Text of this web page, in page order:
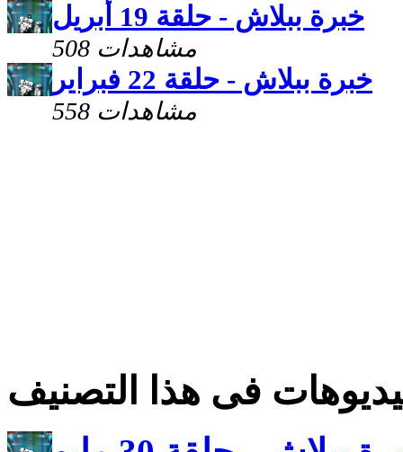
خبرة ببلاش - حلقة 19 أبريل
508 مشاهدات
خبرة ببلاش - حلقة 22 فبراير
558 مشاهدات
فى هذا التصنيف